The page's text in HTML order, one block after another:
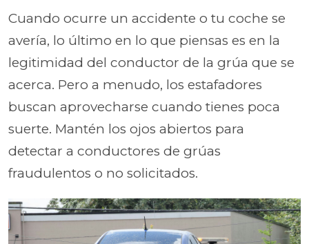
Cuando ocurre un accidente o tu coche se
avería, lo último en lo que piensas es en la
legitimidad del conductor de la grúa que se
acerca. Pero a menudo, los estafadores
buscan aprovecharse cuando tienes poca
suerte. Mantén los ojos abiertos para
detectar a conductores de grúas
fraudulentos o no solicitados.